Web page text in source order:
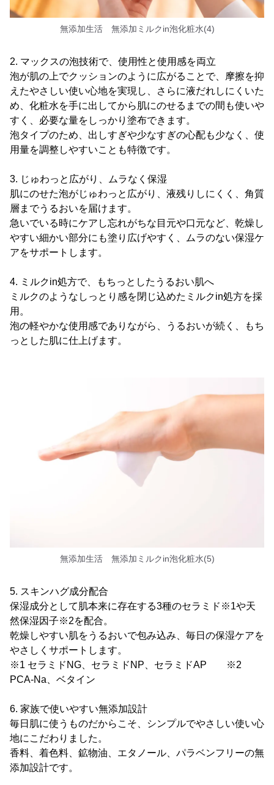
無添加生活 無添加ミルクin泡化粧水(4)
2. マックスの泡技術で、使用性と使用感を両立
泡が肌の上でクッションのように広がることで、摩擦を抑
えたやさしい使い心地を実現し、さらに液だれしにくいた
め、化粧水を手に出してから肌にのせるまでの間も使いや
すく、必要な量をしっかり塗布できます。
泡タイプのため、出しすぎや少なすぎの心配も少なく、使
用量を調整しやすいことも特徴です。
3. じゅわっと広がり、ムラなく保湿
肌にのせた泡がじゅわっと広がり、液残りしにくく、角質
層までうるおいを届けます。
急いでいる時にケアし忘れがちな目元や口元など、乾燥し
やすい細かい部分にも塗り広げやすく、ムラのない保湿ケ
アをサポートします。
4. ミルクin処方で、もちっとしたうるおい肌へ
ミルクのようなしっとり感を閉じ込めたミルクin処方を採
用。
泡の軽やかな使用感でありながら、うるおいが続く、もち
っとした肌に仕上げます。
無添加生活 無添加ミルクin泡化粧水(5)
5. スキンハグ成分配合
保湿成分として肌本来に存在する3種のセラミド※1や天
然保湿因子※2を配合。
乾燥しやすい肌をうるおいで包み込み、毎日の保湿ケアを
やさしくサポートします。
※1 セラミドNG、セラミドNP、セラミドAP ※2
PCA-Na、ベタイン
6. 家族で使いやすい無添加設計
毎日肌に使うものだからこそ、シンプルでやさしい使い心
地にこだわりました。
香料、着色料、鉱物油、エタノール、パラベンフリーの無
添加設計です。